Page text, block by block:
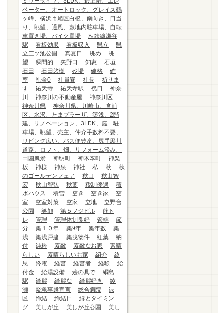
ベーター、オートロック、グレイス鶴
ヶ峰、横浜市旭区白根、南向き、日当
り、眺望、通風、敷地内駐車場、自転
車置き場、バイク置場
相鉄線瀬谷
駅
看板効果 看板収入 県立
県
立三ツ池公園
真夏日 眺め
眺
望
瞬間的 矢野口 知恵
石垣
石田
石田悠樹 砂場 破格
確
率
礼金0 社員寮 社長
祈りま
す
祐天寺 祐天寺駅 祝日
神奈
川
神奈川の不動産屋
神奈川区
神奈川県
神奈川県、川崎市、宮前
区、水沢、たまプラーザ、築浅、2階
建、リノベーション、3LDK、庭、駐
車場、眺望、売主、仲介手数料不要、
リビング広い、バス便豊富、尻手黒川
道路、ロフト、畑、リフォーム済み、
田園風景
神明町 神木本町
神楽
坂
神様 神泉 神社 私 秋
秋
のゴールデンフェア
秋山
秋山智
宏
秋山智弘 秋葉 税制優遇
積
水ハウス
積雪 空き 空き家
空
室
空室対策 空家 立地
立野台
公園
笑顔 第５フジビル
筋ト
レ
管理 管理体制良好 管轄
節
分
築１０年 築9年 築年数
築
浅
築浅戸建 築浅物件 紅葉
納
付
純粋 素敵 素敵なお家
素晴
らしい
素晴らしいお家 紹介
終
息
終電 経営 経営者 経験
給
付金
給湯設備 絵の具で
綱島
駅
綺麗 綺麗な 綺麗好き
綾
瀬
緊急事態宣言 総合病院
緑
区
締結 締結日
縁とタイミン
グ
美しが丘 美しが丘公園
美し